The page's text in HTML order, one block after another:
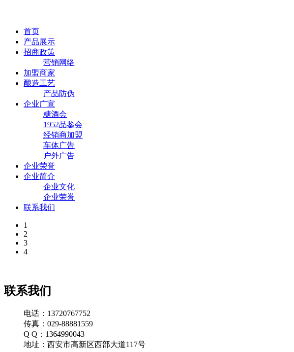
首页
产品展示
招商政策
营销网络
加盟商家
酿造工艺
产品防伪
企业广宣
糖酒会
1952品鉴会
经销商加盟
车体广告
户外广告
企业荣誉
企业简介
企业文化
企业荣誉
联系我们
1
2
3
4
联系我们
电话：13720767752
传真：029-88881559
Q Q：1364990043
地址：西安市高新区西部大道117号